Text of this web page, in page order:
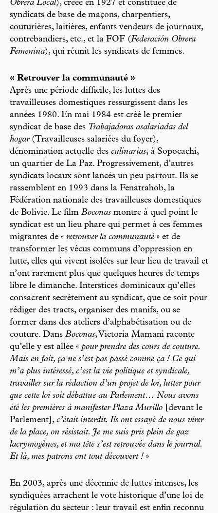
Obrera Local), créée en 1927 et constituée de
syndicats de base de maçons, charpentiers,
couturières, laitières, enfants vendeurs de journaux,
contrebandiers, etc., et la FOF (Federación Obrera
Femenina), qui réunit les syndicats de femmes.
« Retrouver la communauté »
Après une période difficile, les luttes des
travailleuses domestiques ressurgissent dans les
années 1980. En mai 1984 est créé le premier
syndicat de base des Trabajadoras asalariadas del
hogar(Travailleuses salariées du foyer),
dénomination actuelle des culinarias, à Sopocachi,
un quartier de La Paz. Progressivement, d’autres
syndicats locaux sont lancés un peu partout. Ils se
rassemblent en 1993 dans la Fenatrahob, la
Fédération nationale des travailleuses domestiques
de Bolivie. Le film Boconas montre à quel point le
syndicat est un lieu phare qui permet à ces femmes
migrantes de « retrouver la communauté » et de
transformer les vécus communs d’oppression en
lutte, elles qui vivent isolées sur leur lieu de travail et
n’ont rarement plus que quelques heures de temps
libre le dimanche. Interstices dominicaux qu’elles
consacrent secrètement au syndicat, que ce soit pour
rédiger des tracts, organiser des manifs, ou se
former dans des ateliers d’alphabétisation ou de
couture. Dans Boconas, Victoria Mamani raconte
qu’elle y est allée « pour prendre des cours de couture.
Mais en fait, ça ne s’est pas passé comme ça ! Ce qui
m’a plus intéressé, c’est la vie politique et syndicale,
travailler sur la rédaction d’un projet de loi, lutter pour
que cette loi soit débattue au Parlement… Nous avons
été les premières à manifester Plaza Murillo [devant le
Parlement], c’était interdit. Ils ont essayé de nous virer
de la place, on résistait. Je me suis pris plein de gaz
lacrymogènes, et ma tête s’est retrouvée dans le journal.
Et là, mes patrons ont tout découvert ! »
En 2003, après une décennie de luttes intenses, les
syndiquées arrachent le vote historique d’une loi de
régulation du secteur : leur travail est enfin reconnu